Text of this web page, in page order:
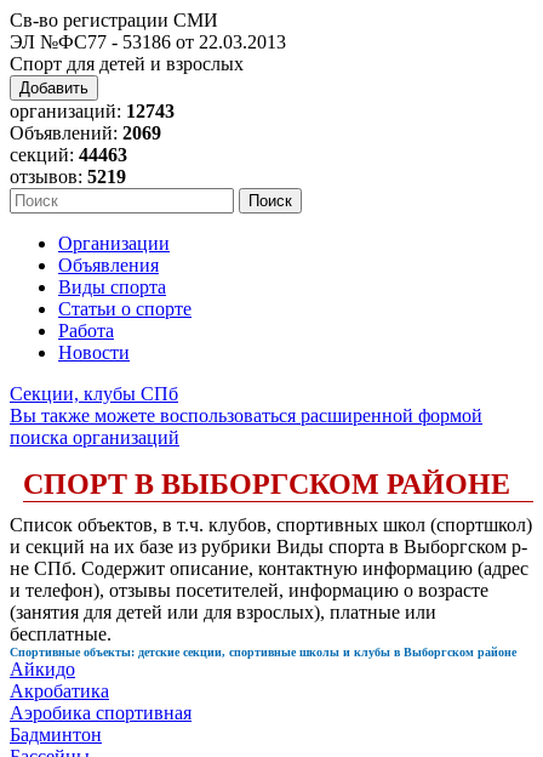
Св-во регистрации СМИ
ЭЛ №ФС77 - 53186 от 22.03.2013
Спорт для детей и взрослых
Добавить
организаций: 12743
Объявлений: 2069
секций: 44463
отзывов: 5219
Организации
Объявления
Виды спорта
Статьи о спорте
Работа
Новости
Секции, клубы СПб
Вы также можете воспользоваться расширенной формой
поиска организаций
СПОРТ В ВЫБОРГСКОМ РАЙОНЕ
Список объектов, в т.ч. клубов, спортивных школ (спортшкол)
и секций на их базе из рубрики Виды спорта в Выборгском р-
не СПб. Содержит описание, контактную информацию (адрес
и телефон), отзывы посетителей, информацию о возрасте
(занятия для детей или для взрослых), платные или
бесплатные.
Спортивные объекты: детские секции, спортивные школы и клубы в Выборгском районе
Айкидо
Акробатика
Аэробика спортивная
Бадминтон